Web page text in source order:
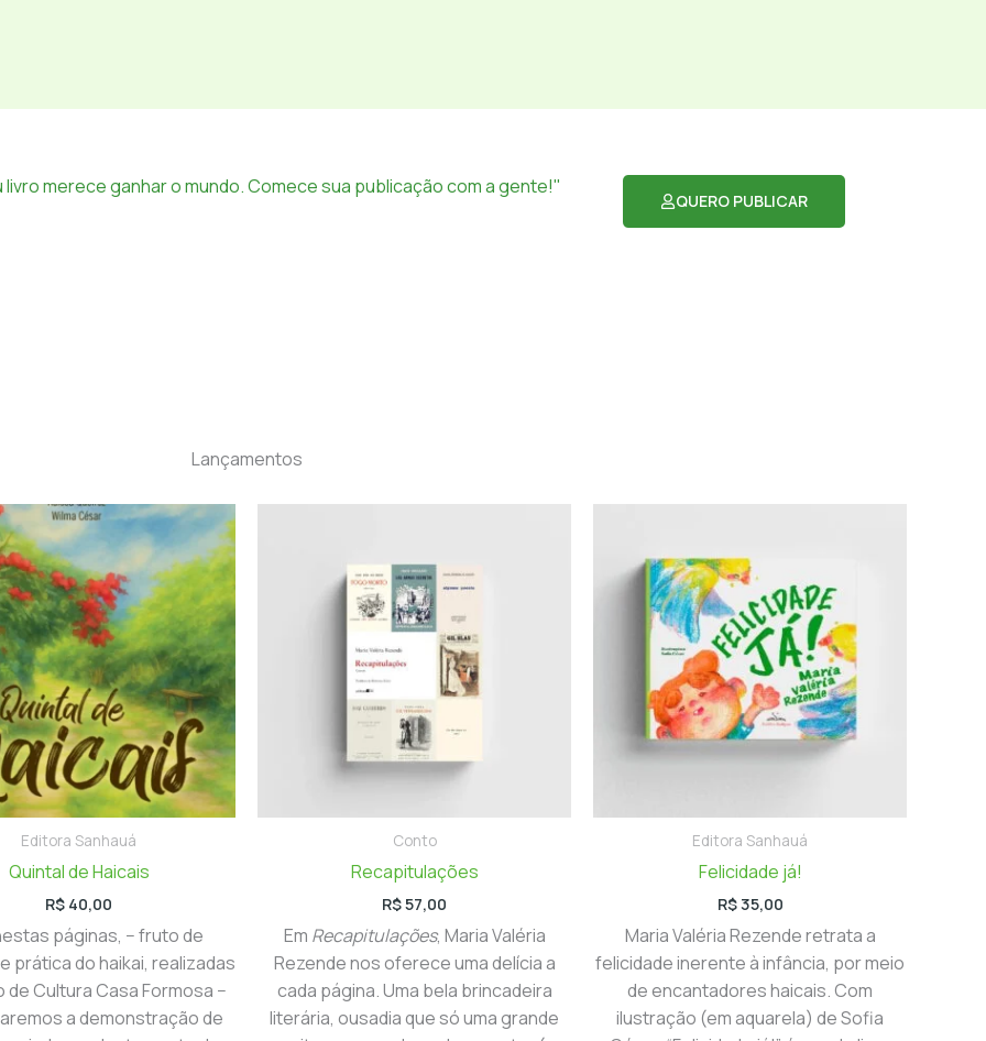
livro merece ganhar o mundo. Comece sua publicação com a gente!"
QUERO PUBLICAR
Lançamentos
Editora Sanhauá
Quintal de Haicais
R$ 40,00
páginas, − fruto de
prática do haikai, realizadas
de Cultura Casa Formosa −
a demonstração de
Conto
Recapitulações
R$57,00
Em Recapitulações, Maria Valéria
Rezende nos oferece uma delícia a
cada página. Uma bela brincadeira
literária, ousadia que só uma grande
Editora Sanhauá
Felicidade já!
R$35,00
Maria Valéria Rezende retrata a
felicidade inerente à infância, por meio
de encantadores haicais. Com
ilustração (em aquarela) de Sofia